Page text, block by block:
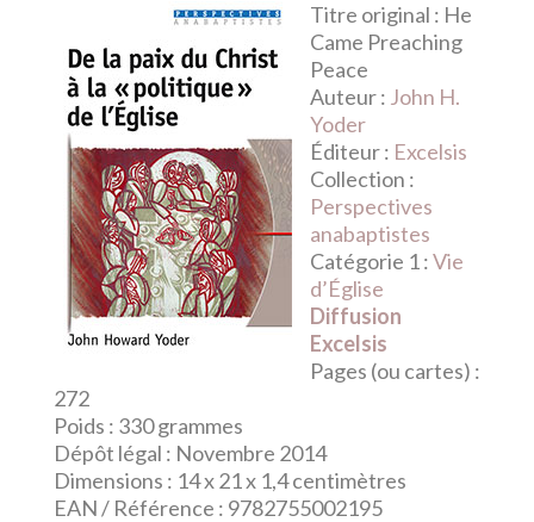
Titre original : He
Came Preaching
Peace
Auteur : John H.
Yoder
Éditeur : Excelsis
Collection :
Perspectives
anabaptistes
Catégorie 1 :Vie
d’Église
Diffusion
Excelsis
Pages (ou cartes) :
272
Poids : 330 grammes
Dépôt légal : Novembre 2014
Dimensions : 14 x 21 x 1,4 centimètres
EAN / Référence : 9782755002195